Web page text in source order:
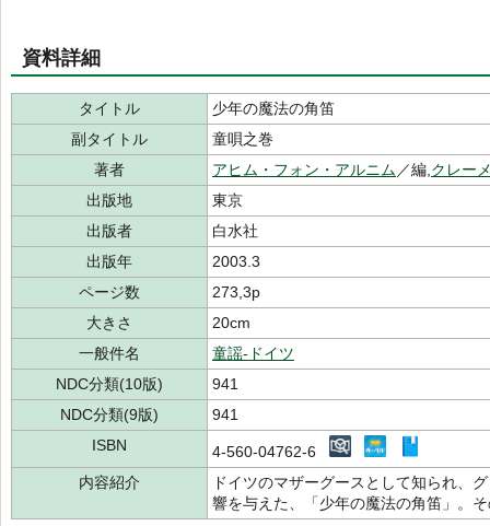
資料詳細
タイトル
少年の魔法の角笛
副タイトル
童唄之巻
著者
アヒム・フォン・アルニム ／編, クレー
出版地
東京
出版者
白水社
出版年
2003.3
ページ数
273,3p
大きさ
20cm
一般件名
童謡-ドイツ
NDC分類(10版)
941
NDC分類(9版)
941
ISBN
4-560-04762-6
内容紹介
ドイツのマザーグースとして知られ、
響を与えた、「少年の魔法の角笛」。